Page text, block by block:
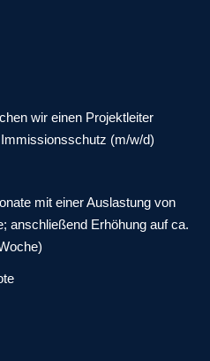
wir einen Projektleiter
(m/w/d)
mit einer Auslastung von
anschließend Erhöhung auf ca.